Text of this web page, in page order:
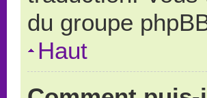
du groupe
Haut